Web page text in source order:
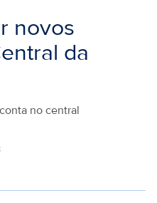
novos
da
no central